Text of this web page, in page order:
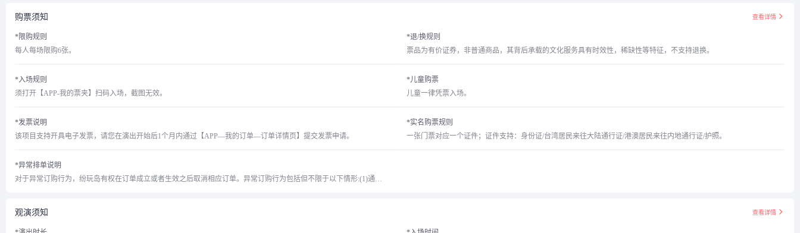
购票须知 查看详情
*限购规则
每人每场限购6张。
*退/换规则
票品为有价证券，非普通商品，其背后承载的文化服务具有时效性，稀缺性等特征，不支持退换。
*入场规则
须打开【APP-我的票夹】扫码入场，截图无效。
*儿童购票
儿童一律凭票入场。
*发票说明
该项目支持开具电子发票，请您在演出开始后1个月内通过【APP—我的订单—订单详情页】提交发票申请。
*实名购票规则
一张门票对应一个证件；证件支持：身份证/台湾居民来往大陆通行证/港澳居民来往内地通行证/护照。
*异常排单说明
对于异常订购行为，纷玩岛有权在订单成立或者生效之后取消相应订单。异常订购行为包括但不限于以下情形:(1)通过同一ID订购超出限购张数的订单。(2)经合理判断认为非真实消费者的下单行为，包括但不限于通过批量相同或虚构的支付账号、收货地址(包括下单时填写及最终实际收货地址)、收件人、电话号码订购超出限购张数的订单。
观演须知 查看详情
演出取消通知
我知道了
优先抢好票 就上纷玩岛